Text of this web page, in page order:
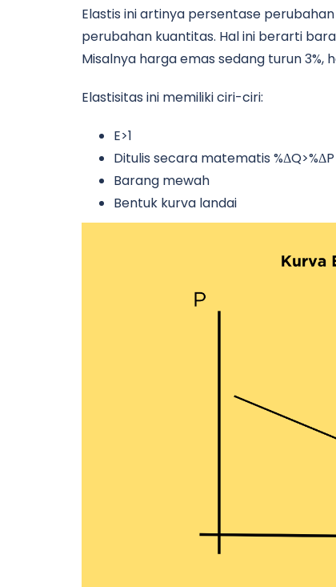
Elastis ini artinya persentase
perubahan kuantitas. Hal ini berarti
Misalnya harga emas sedang turun
Elastisitas ini memiliki ciri-ciri:
E>1
Ditulis secara matematis %ΔQ>%ΔP
Barang mewah
Bentuk kurva landai